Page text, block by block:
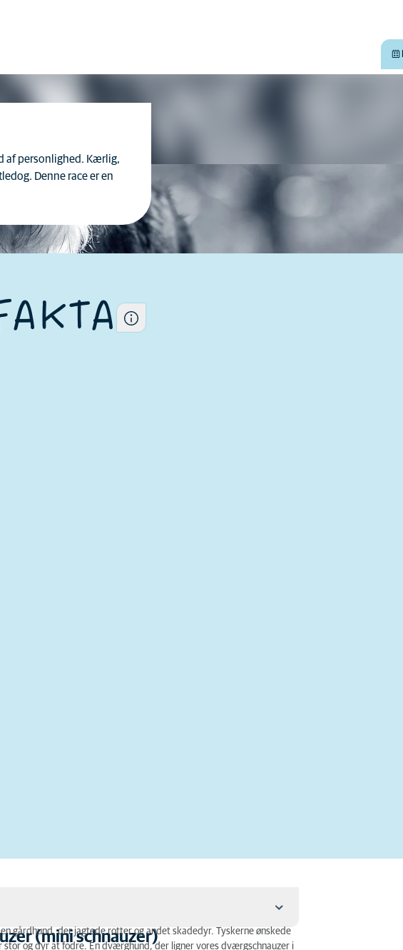
af personlighed. Kærlig,
Denne race er en
(mini schnauzer)
gårdhund, der jagtede rotter og andet skadedyr. Tyskerne ønskede
stor og dyr at fodre. En dværghund, der ligner vores dværgschnauzer i
Hver hund er et unikt individ,
og deres egenskaber er også
forskellige inden for racen